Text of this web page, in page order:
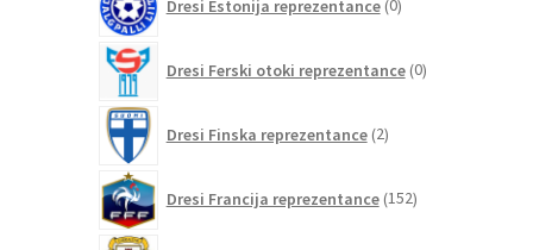
Dresi Estonija reprezentance 0izdelkov
Dresi Ferski otoki reprezentance 0izdelkov
Dresi Finska reprezentance 2izdelka
Dresi Francija reprezentance 152izdelkov